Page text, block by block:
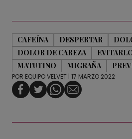
CAFEÍNA DESPERTAR
DOLOR DE CABEZA
MATUTINO
MIGRAÑA
POR EQUIPO VELVET | 17 MARZO 2022